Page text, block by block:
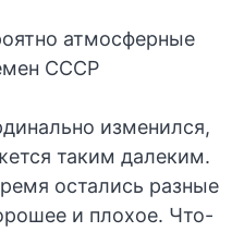
изменился,
таким далеким.
остались разные
и плохое. Что-